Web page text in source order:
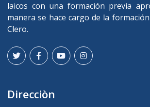
laicos con una formación previa
manera se hace cargo de la
Clero.
Direcciòn